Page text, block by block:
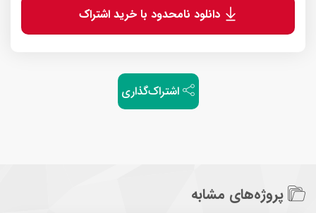
دانلود نامحدود با خرید اشتراک
اشتراک‌گذاری
پروژه‌های مشابه